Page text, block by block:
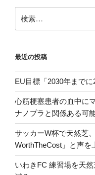
索:
最近の投稿
EU目標「2030年まで
心筋梗塞患者の血中に
ナノプラと関係ある可
サッカーW杯で天然芝
WorthTheCost」と声を
いわきFC 練習場を天